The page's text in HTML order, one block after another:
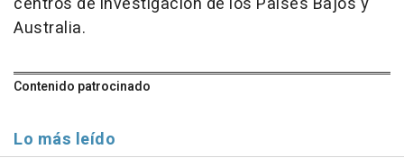
Australia.
Contenido patrocinado
Lo más leído